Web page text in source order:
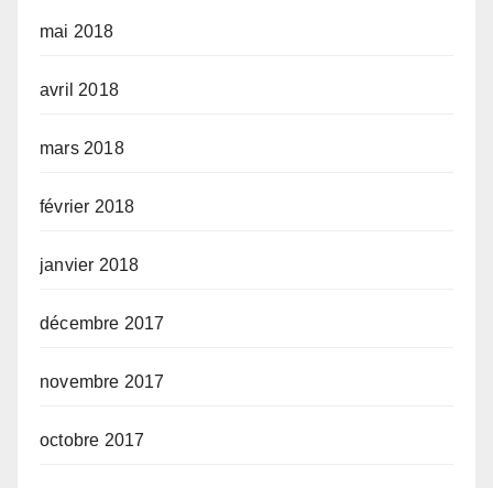
mai 2018
avril 2018
mars 2018
février 2018
janvier 2018
décembre 2017
novembre 2017
octobre 2017